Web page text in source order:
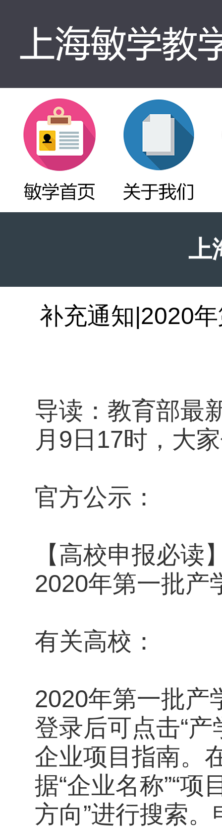
上
补充通知|2020
导读：教育部最
月9日17时，大
官方公示：
【高校申报必读
2020年第一批产
有关高校：
2020年第一批产
登录后可点击“产
企业项目指南。
据“企业名称”“项
方向”进行搜索